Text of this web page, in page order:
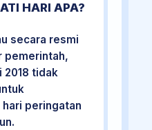
HARI APA?
secara resmi
pemerintah,
2018 tidak
peringatan